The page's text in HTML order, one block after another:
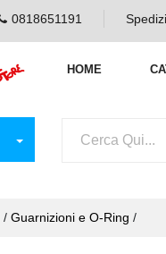
0818651191
HOME
/ Guarnizioni e O-Ring /